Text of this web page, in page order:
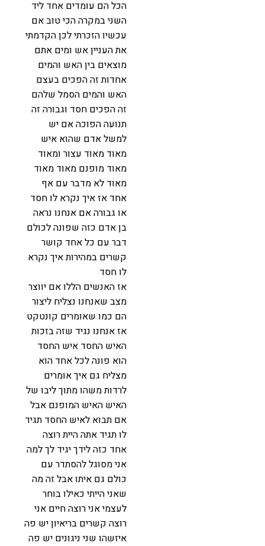
הכל הם עומדים אחד ליד
השני במקרה הכי טוב אם
עכשיו הזכרתי לכן הקדמתי
את העניין אש ומים אתם
מוצאים בין האש והמים
אחדות זה הפכים בעצם
האש והמים הסמל שלהם
זה הפכים חסד וגבורה זה
תנועה הפוכה אם יש
למשל אדם שהוא איש
מאוד מאוד עצור ומאוד
מאוד מופנם מאוד מאוד
מאוד לא מדבר עם אף
אחד אז איך נקרא לו חסד
או גבורה אם אנחנו נראה
בן אדם כזה שפונה לכולם
דבר עם כל אחד קושר
קשרים במהירות איך נקרא
לו חסד
אז האנשים הללו אם יווצר
מצב שאנחנו נצליח ליצור
הם כמו שאומרים קונטקט
אז אנחנו נגיד שזה בזכות
האיש החסד איש החסד
הוא פונה לכל אחד הוא
מצליח גם איך אומרים
לרדות משהו מתוך ליבו של
האיש האיש המופנם אבל
אם תבוא לאיש החסד תגיד
לו תגיד אתה היית רוצה
אחד כזה לידך יגיד לך למה
אני מסוגל להסתדר עם
כולם גם איתו אבל זה מה
שאני הייתי כאילו בוחר
לעצמי אני רוצה חיים אני
רוצה קשרים בריאיון יש פה
איזשהו שני ניגונים יש פה